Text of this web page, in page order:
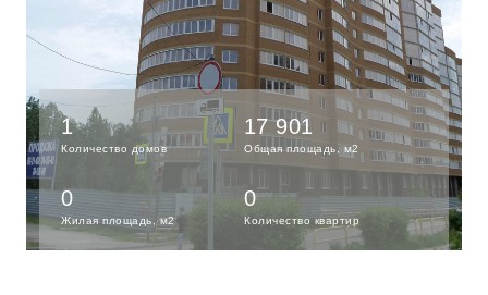
1
Количество домов
17 901
Общая площадь, м2
0
Жилая площадь, м2
0
Количество квартир